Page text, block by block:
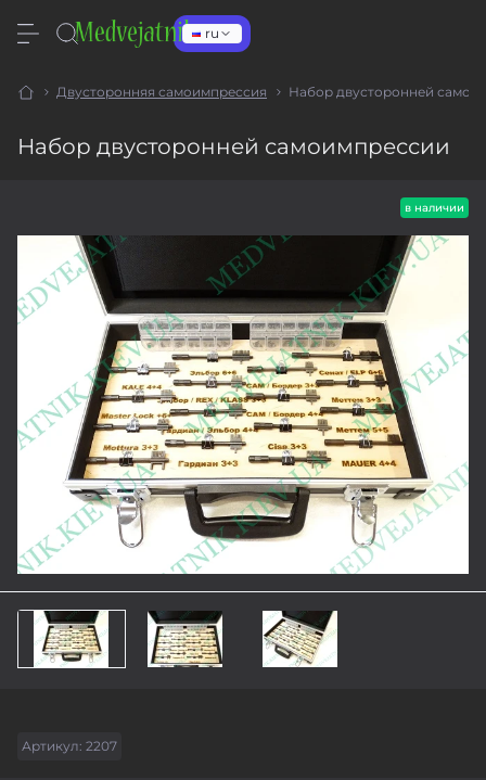
ru
Двусторонняя самоимпрессия Набор двусторонней
Набор двусторонней самоимпрессии
в наличии
Артикул: 2207